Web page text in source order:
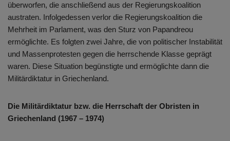
überworfen, die anschließend aus der Regierungskoalition
austraten. Infolgedessen verlor die Regierungskoalition die
Mehrheit im Parlament, was den Sturz von Papandreou
ermöglichte. Es folgten zwei Jahre, die von politischer Instabilität
und Massenprotesten gegen die herrschende Klasse geprägt
waren. Diese Situation begünstigte und ermöglichte dann die
Militärdiktatur in Griechenland.
Die Militärdiktatur bzw. die Herrschaft der Obristen in
Griechenland (1967 – 1974)